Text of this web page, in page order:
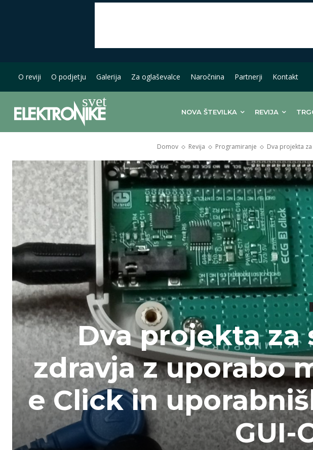
O reviji O podjetju Galerija Za oglaševalce Naročnina Partnerji Kontakt
NOVA ŠTEVILKA REVIJA
Domov Revija Programiranje Dva projekta
Dva projekta za
zdravja z uporabo
e Click in
GUI-